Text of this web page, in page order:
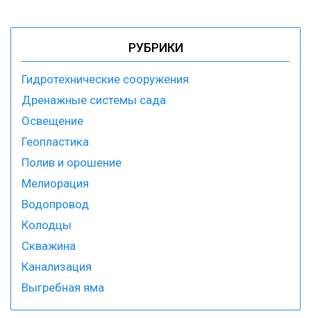
РУБРИКИ
Гидротехнические сооружения
Дренажные системы сада
Освещение
Геопластика
Полив и орошение
Мелиорация
Водопровод
Колодцы
Скважина
Канализация
Выгребная яма